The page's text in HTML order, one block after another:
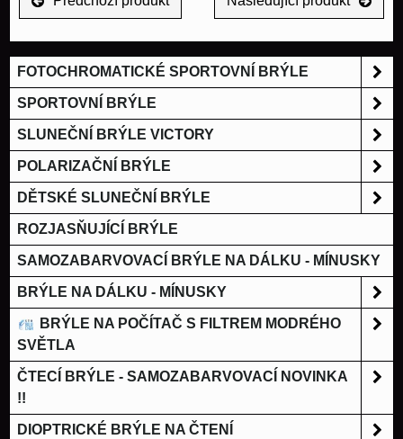
FOTOCHROMATICKÉ SPORTOVNÍ BRÝLE
SPORTOVNÍ BRÝLE
SLUNEČNÍ BRÝLE VICTORY
POLARIZAČNÍ BRÝLE
DĚTSKÉ SLUNEČNÍ BRÝLE
ROZJASŇUJÍCÍ BRÝLE
SAMOZABARVOVACÍ BRÝLE NA DÁLKU - MÍNUSKY
BRÝLE NA DÁLKU - MÍNUSKY
BRÝLE NA POČÍTAČ S FILTREM MODRÉHO
SVĚTLA
ČTECÍ BRÝLE - SAMOZABARVOVACÍ NOVINKA
!!
DIOPTRICKÉ BRÝLE NA ČTENÍ